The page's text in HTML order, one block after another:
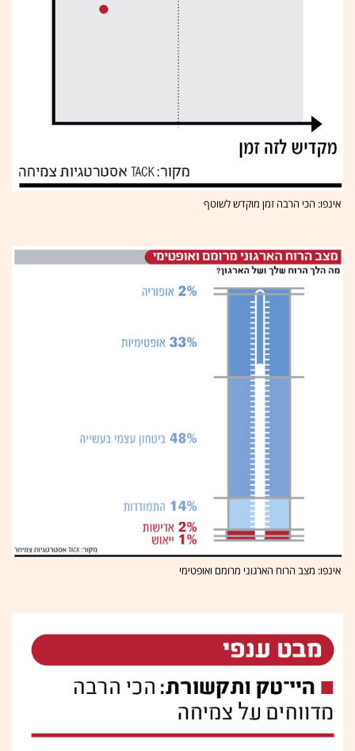
אינפו: הכי הרבה זמן מוקדש לשוטף
אינפו: מצב הרוח הארגוני מרומם ואופטימי